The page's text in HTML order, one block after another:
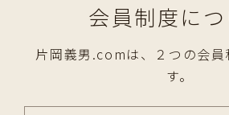
会員制度につ
片岡義男.comは、２つの会員
す。